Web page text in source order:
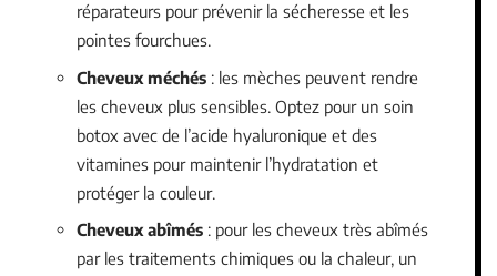
réparateurs pour prévenir la sécheresse et les
pointes fourchues.
Cheveux méchés : les mèches peuvent rendre
les cheveux plus sensibles. Optez pour un soin
botox avec de l’acide hyaluronique et des
vitamines pour maintenir l’hydratation et
protéger la couleur.
Cheveux abîmés : pour les cheveux très abîmés
par les traitements chimiques ou la chaleur, un